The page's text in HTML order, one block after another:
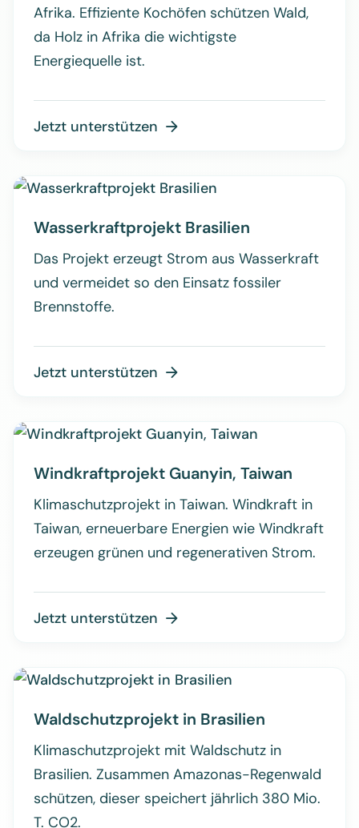
Afrika. Effiziente Kochöfen schützen Wald,
da Holz in Afrika die wichtigste
Energiequelle ist.
Jetzt unterstützen 
Wasserkraftprojekt Brasilien
Das Projekt erzeugt Strom aus Wasserkraft
und vermeidet so den Einsatz fossiler
Brennstoffe.
Jetzt unterstützen 
Windkraftprojekt Guanyin, Taiwan
Klimaschutzprojekt in Taiwan. Windkraft in
Taiwan, erneuerbare Energien wie Windkraft
erzeugen grünen und regenerativen Strom.
Jetzt unterstützen 
Waldschutzprojekt in Brasilien
Klimaschutzprojekt mit Waldschutz in
Brasilien. Zusammen Amazonas-Regenwald
schützen, dieser speichert jährlich 380 Mio.
T. CO2.